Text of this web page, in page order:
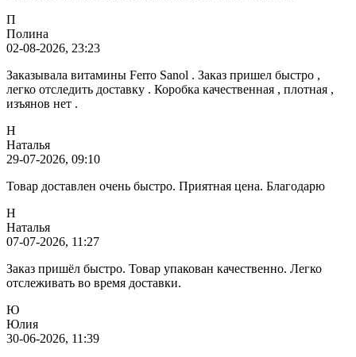
П
Полина
02-08-2026, 23:23
Заказывала витамины Ferro Sanol . Заказ пришел быстро ,
легко отследить доставку . Коробка качественная , плотная ,
изъянов нет .
Н
Наталья
29-07-2026, 09:10
Товар доставлен очень быстро. Приятная цена. Благодарю
Н
Наталья
07-07-2026, 11:27
Заказ пришёл быстро. Товар упакован качественно. Легко
отслеживать во время доставки.
Ю
Юлия
30-06-2026, 11:39